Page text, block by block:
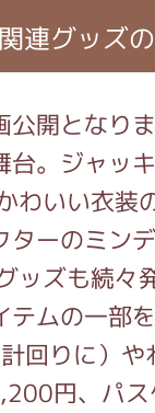
連グッズ
公開となり
台。ジャッ
わいい衣装
ターのミン
ッズも続々
テムの一部
回りに）や
円、パ
ション
ョン
ート